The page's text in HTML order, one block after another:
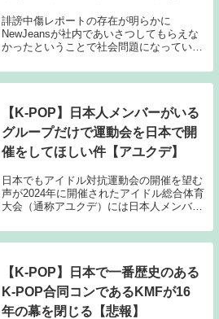
誹謗中傷レポートの存在が明らかに
NewJeansが社内であいさつしてもらえな
かったということで社会問題になっている
HYBE傘下の会社ビリーフラボのキム・テ
ホ代表が国会に呼ばれた際にミン議員から
【K-POP】日本人メンバーがいる
グループだけで運動会を日本で開
催をしてほしい件【アユクデ】
日本でもアイドル対抗運動会の開催を望む
声が2024年に開催されたアイドル総合体育
大会（通称アユクデ）には日本人メンバー
など大きな変化を遂げた大会となったが、
その大会を日本でも開催してほしいとの声
【K-POP】日本で一番歴史のある
K-POP合同コンであるKMFが16
年の幕を閉じる【悲報】